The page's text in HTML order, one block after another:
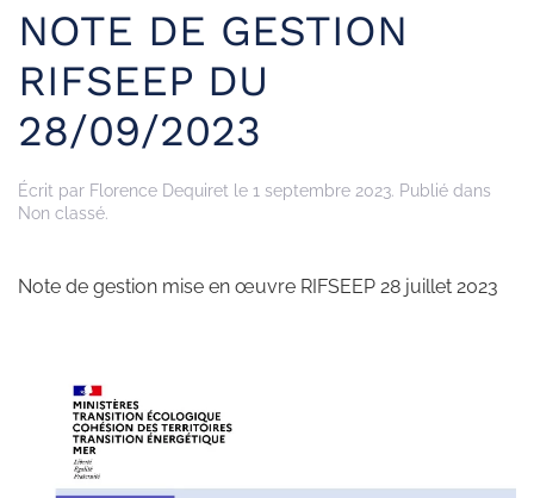
NOTE DE GESTION
RIFSEEP DU
28/09/2023
Écrit par Florence Dequiret le 1 septembre 2023. Publié dans
Non classé.
Note de gestion mise en œuvre RIFSEEP 28 juillet 2023